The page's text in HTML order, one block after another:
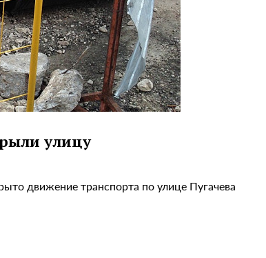
улицу
движение транспорта по улице Пугачева